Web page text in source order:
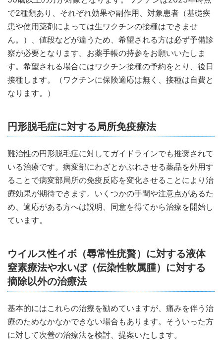
で2種類あり、それぞれ効果や副作用、対象患者（基礎疾
患や使用薬剤によっては生ワクチンの接種はできませ
ん。）、値段などが違うため、希望される方は必ず予備診
察が必要となります。お薬手帳の持参をお願いいたしま
す。希望される場合にはワクチン接種の予約をとり、後日
接種します。（ワクチンに保険適応は無く、接種は自費と
なります。）
円形脱毛症に対する局所免疫療法
難治性の円形脱毛症に対してガイドラインでも推奨されて
いる治療です。病変部にわざとかぶれさせる薬品を外用す
ることで病変部局所の免疫反応を変化させることにより治
療効果が期待できます。いくつかの手間や注意点があるた
め、適応がある方へは説明、同意を得てから治療を開始し
ています。
ウイルス性イボ（尋常性疣贅）に対する液体
窒素療法や水いぼ（伝染性軟属腫）に対する
摘除以外の治療法
基本的にはこれらの治療を勧めていますが、痛みを伴う治
療のためなかなかできない場合もあります。そういった方
に対して次善の治療法を検討、提案いたします。